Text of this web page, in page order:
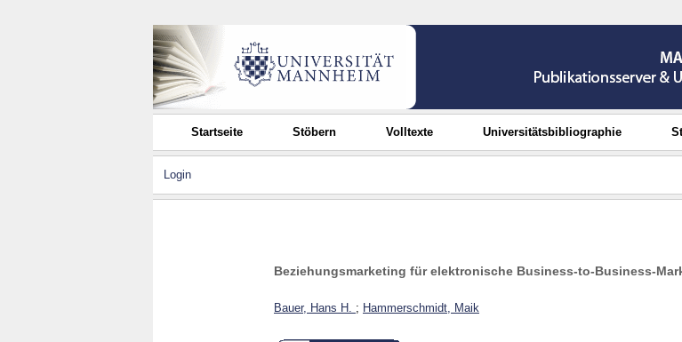
Startseite Stöbern Volltexte Universitätsbibliographie
Login
Beziehungsmarketing für elektronische Business-to-Business-
Bauer, Hans H. ; Hammerschmidt, Maik